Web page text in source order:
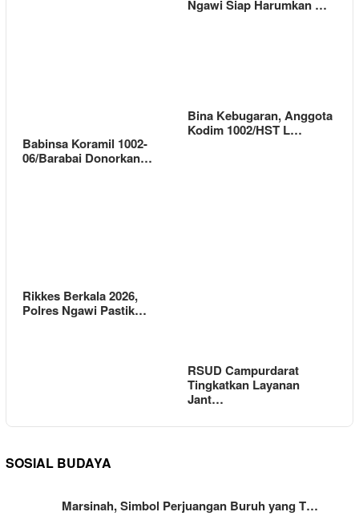
Ngawi Siap Harumkan …
Babinsa Koramil 1002-
06/Barabai Donorkan…
Bina Kebugaran, Anggota
Kodim 1002/HST L…
Rikkes Berkala 2026,
Polres Ngawi Pastik…
RSUD Campurdarat
Tingkatkan Layanan
Jant…
SOSIAL BUDAYA
Marsinah, Simbol Perjuangan Buruh yang T…